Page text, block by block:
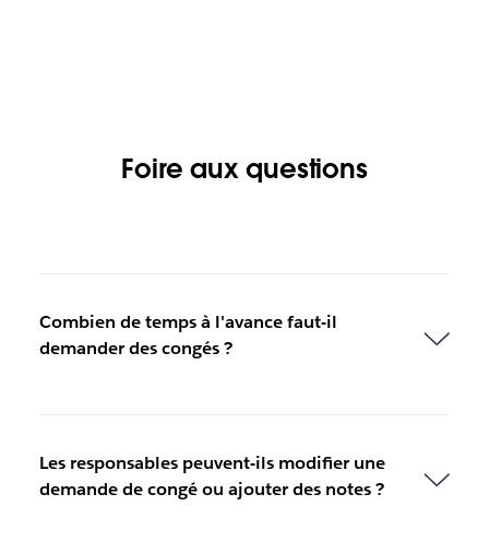
Foire aux questions
Combien de temps à l'avance faut-il
demander des congés ?
Les responsables peuvent-ils modifier une
demande de congé ou ajouter des notes ?